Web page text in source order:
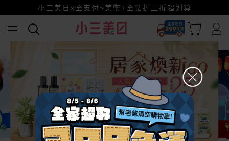
賺美幣~換好禮~立即換GO~
小三美日x全支付~美幣+全點折上折超划算
幫老爸清空購物車！